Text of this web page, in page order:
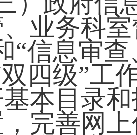
业务科
“信息审
双四级”工
本目录
，完善网